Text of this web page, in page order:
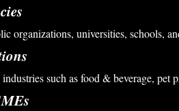
organizations, universities, schools,
such as food & beverage, pet